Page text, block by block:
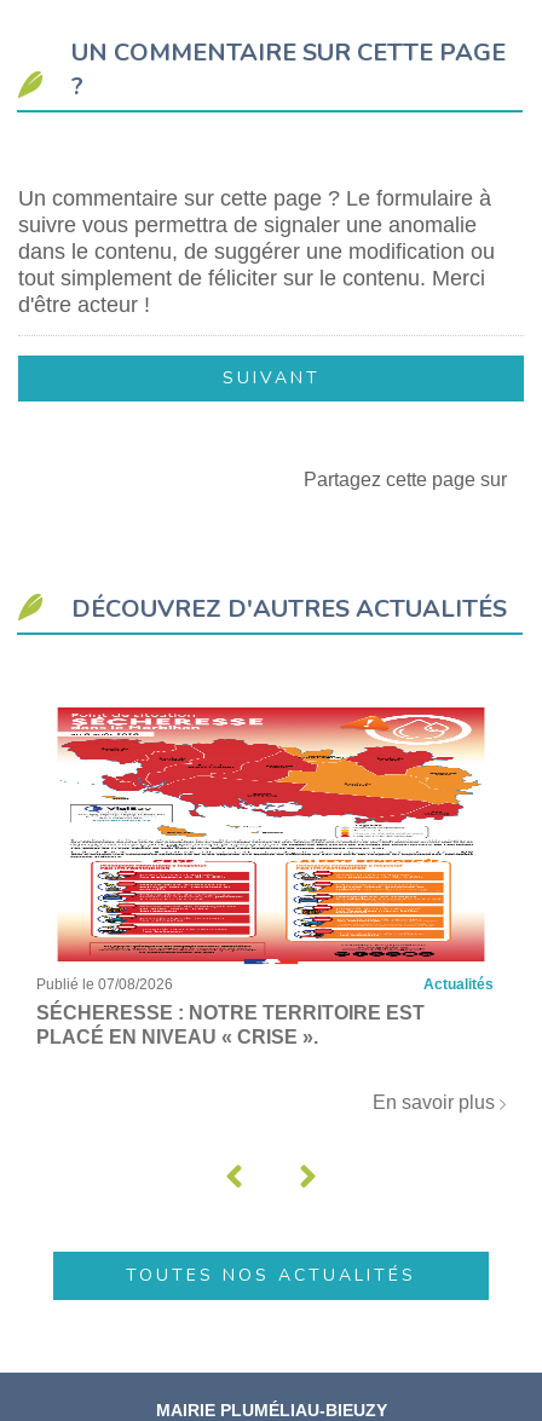
UN COMMENTAIRE SUR CETTE PAGE
?
Un commentaire sur cette page ? Le formulaire à
suivre vous permettra de signaler une anomalie
dans le contenu, de suggérer une modification ou
tout simplement de féliciter sur le contenu. Merci
d'être acteur !
Partagez cette page sur
DÉCOUVREZ D'AUTRES ACTUALITÉS
Publié le 07/08/2026 Actualités
SÉCHERESSE : NOTRE TERRITOIRE EST
PLACÉ EN NIVEAU « CRISE ».
En savoir plus
TOUTES NOS ACTUALITÉS
MAIRIE PLUMÉLIAU-BIEUZY